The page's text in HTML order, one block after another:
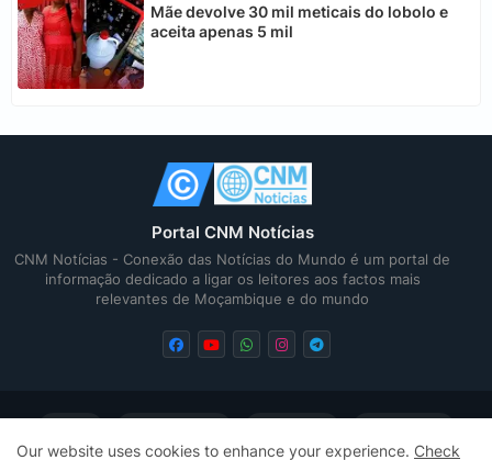
Mãe devolve 30 mil meticais do lobolo e
aceita apenas 5 mil
Portal CNM Notícias
CNM Notícias - Conexão das Notícias do Mundo é um portal de
informação dedicado a ligar os leitores aos factos mais
relevantes de Moçambique e do mundo
Our website uses cookies to enhance your experience. Check